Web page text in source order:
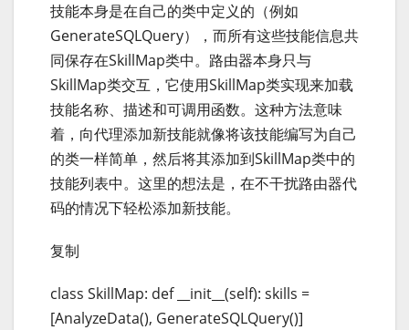
技能本身是在自己的类中定义的（例如
GenerateSQLQuery），而所有这些技能信息共
同保存在SkillMap类中。路由器本身只与
SkillMap类交互，它使用SkillMap类实现来加载
技能名称、描述和可调用函数。这种方法意味
着，向代理添加新技能就像将该技能编写为自己
的类一样简单，然后将其添加到SkillMap类中的
技能列表中。这里的想法是，在不干扰路由器代
码的情况下轻松添加新技能。
复制
class SkillMap: def __init__(self): skills =
[AnalyzeData(), GenerateSQLQuery()]